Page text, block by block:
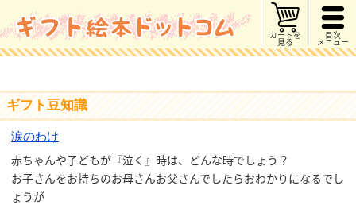
カートを
見る
目次
メニュー
ギフト豆知識
涙のわけ
赤ちゃんや子どもが『泣く』時は、どんな時でしょう？
お子さんをお持ちのお母さんお父さんでしたらおわかりになるでし
ょうが